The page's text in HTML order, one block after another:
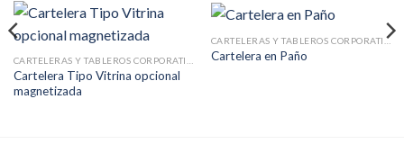
Cartelera Tipo Vitrina opcional
magnetizada
CARTELERAS Y TABLEROS CORPORATIVOS
Cartelera en Paño